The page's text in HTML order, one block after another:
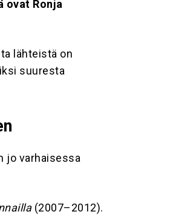
ovat Ronja
lähteistä on
suuresta
jo varhaisessa
(2007–2012).